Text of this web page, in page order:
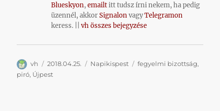
Blueskyon,emailtitt tudsz írni nekem, ha pedig
üzennél, akkorSignalonvagyTelegramon
keress. ||vh összes bejegyzése
Szerző
vh Közzétéve
2018.04.25. Kategória
Napikispest Címke
fegyelmi bizottság,
piró, Újpest